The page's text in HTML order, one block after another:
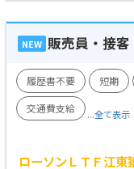
NEW 販売員・接客
履歴書不要 短期
交通費支給
...全て表示
ローソンＬＴＦ江